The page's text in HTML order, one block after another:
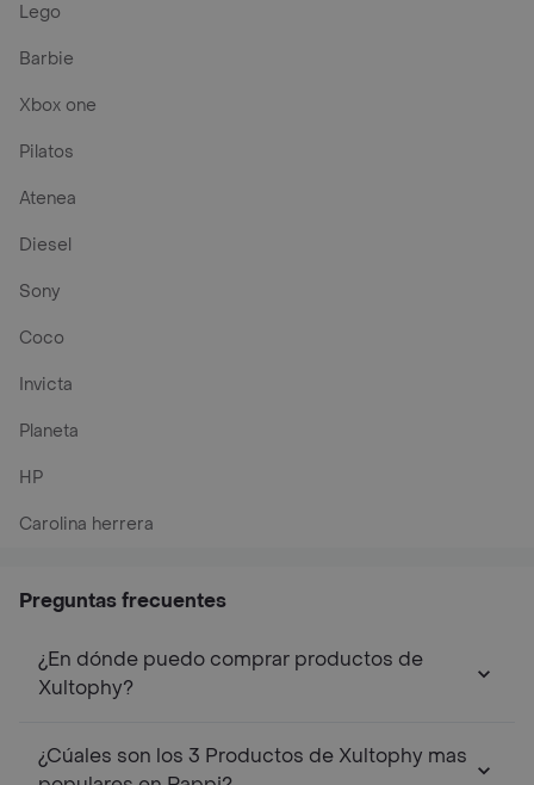
Lego
Barbie
Xbox one
Pilatos
Atenea
Diesel
Sony
Coco
Invicta
Planeta
HP
Carolina herrera
Preguntas frecuentes
¿En dónde puedo comprar productos de
Xultophy?
¿Cúales son los 3 Productos de Xultophy mas